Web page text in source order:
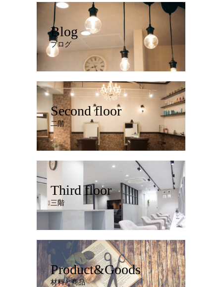
Blog
ブログ
Second floor
二階
Third floor
三階
Product&Goods
材料と商品